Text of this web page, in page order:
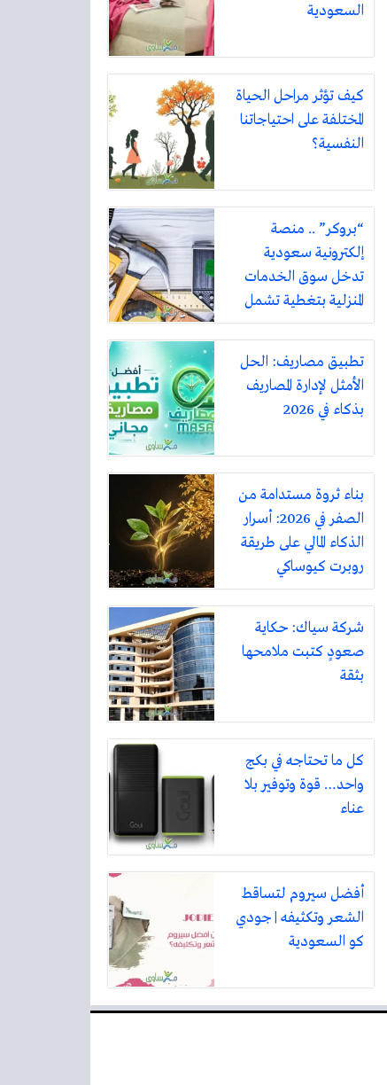
السعودية
كيف تؤثر مراحل الحياة
المختلفة على احتياجاتنا
النفسية؟
“بروكر” .. منصة
إلكترونية سعودية
تدخل سوق الخدمات
المنزلية بتغطية تشمل
أكثر من ثلاثين مدينة
تطبيق مصاريف: الحل
الأمثل لإدارة المصاريف
بذكاء في 2026
بناء ثروة مستدامة من
الصفر في 2026: أسرار
الذكاء المالي على طريقة
روبرت كيوساكي
شركة سياك: حكاية
صعودٍ كتبت ملامحها
بثقة
كل ما تحتاجه في بكج
واحد… قوة وتوفير بلا
عناء
أفضل سيروم لتساقط
الشعر وتكثيفه | جودي
كو السعودية